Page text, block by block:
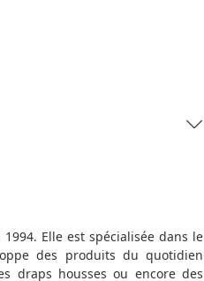
Elle est spécialisée dans le
des produits du quotidien
draps housses ou encore des